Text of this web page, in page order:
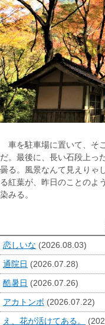
車を駐車場に置いて、そ
だ。最後に、長い石段上っ
曇る。風景なんて見えりゃ
る紅葉が、昨日のことのよ
染みる。
恋しいな (2026.08.03)
通院日 (2026.07.28)
酷暑日 (2026.07.26)
アカトンボ (2026.07.22)
え、花が活けてある。